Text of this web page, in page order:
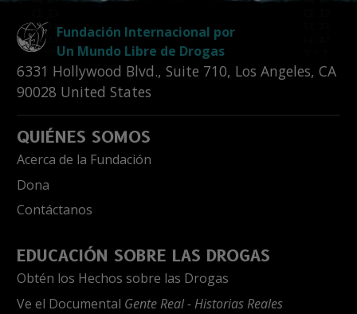
Fundación Internacional por
Un Mundo Libre de Drogas
6331 Hollywood Blvd., Suite 710, Los Angeles, CA
90028 United States
QUIÉNES SOMOS
Acerca de la Fundación
Dona
Contáctanos
EDUCACIÓN SOBRE LAS DROGAS
Obtén los Hechos sobre las Drogas
Ve el Documental Gente Real - Historias Reales